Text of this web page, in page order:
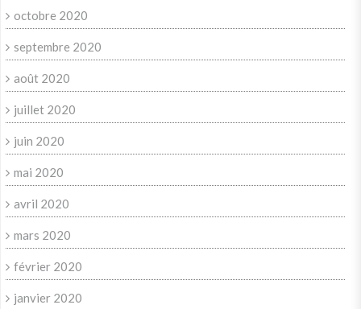
octobre 2020
septembre 2020
août 2020
juillet 2020
juin 2020
mai 2020
avril 2020
mars 2020
février 2020
janvier 2020